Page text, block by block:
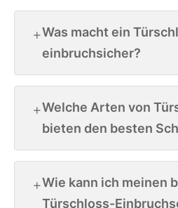
Was macht ein
einbruchsicher?
Welche Arten von
bieten den besten
Wie kann ich meinen
Türschloss-